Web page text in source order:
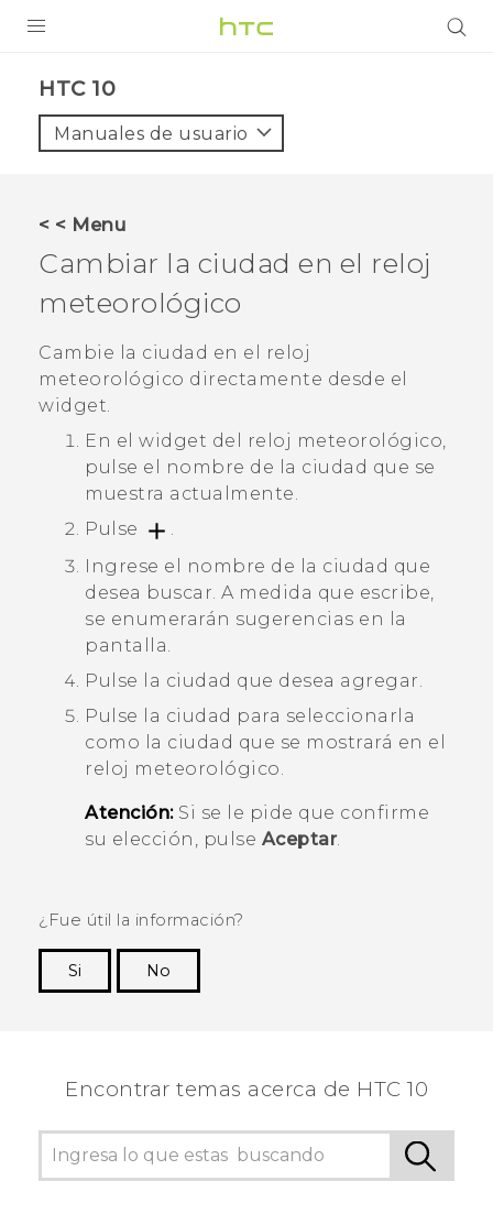
VIVE
VIVERSE
AYUDA
HTC Devices & Accessories
Video Tutorials
HTC 10‎
Manuales de usuario
< < Menu
Cambiar la ciudad en el reloj
meteorológico
Cambie la ciudad en el reloj
meteorológico directamente desde el
widget.
En el widget del reloj meteorológico,
pulse el nombre de la ciudad que se
muestra actualmente.
Pulse
.
Ingrese el nombre de la ciudad que
desea buscar. A medida que escribe,
se enumerarán sugerencias en la
pantalla.
Pulse la ciudad que desea agregar.
Pulse la ciudad para seleccionarla
como la ciudad que se mostrará en el
reloj meteorológico.
Atención:Si se le pide que confirme
su elección, pulse Aceptar.
¿Fue útil la información?
Si
No
Encontrar temas acerca de HTC 10